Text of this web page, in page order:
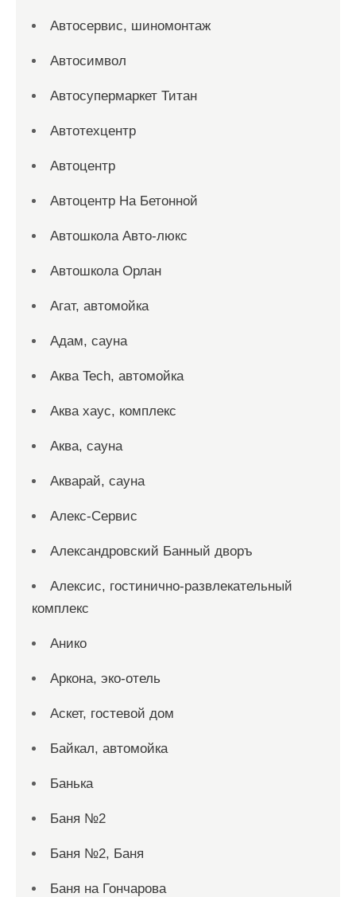
Автосервис, шиномонтаж
Автосимвол
Автосупермаркет Титан
Автотехцентр
Автоцентр
Автоцентр На Бетонной
Автошкола Авто-люкс
Автошкола Орлан
Агат, автомойка
Адам, сауна
Аква Tech, автомойка
Аква хаус, комплекс
Аква, сауна
Акварай, сауна
Алекс-Сервис
Александровский Банный дворъ
Алексис, гостинично-развлекательный
комплекс
Анико
Аркона, эко-отель
Аскет, гостевой дом
Байкал, автомойка
Банька
Баня №2
Баня №2, Баня
Баня на Гончарова